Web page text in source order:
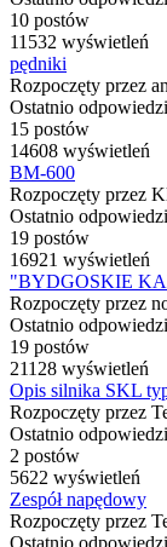
10 postów
11532 wyświetleń
pędniki
Rozpoczęty przez
Ostatnio
15 postów
14608 wyświetleń
BM-600
Rozpoczęty przez
Ostatnio
19 postów
16921 wyświetleń
"BYDGOSKIE
Rozpoczęty przez
Ostatnio
19 postów
21128 wyświetleń
Opis silnika SKL
Rozpoczęty przez
Ostatnio
2 postów
5622 wyświetleń
Zespół napędowy
Rozpoczęty przez
Ostatnio